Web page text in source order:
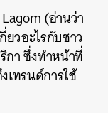
(อ่านว่า
วอะไรกับชาว
กา ซึ่งทำหน้าที่
เทรนด์การใช้